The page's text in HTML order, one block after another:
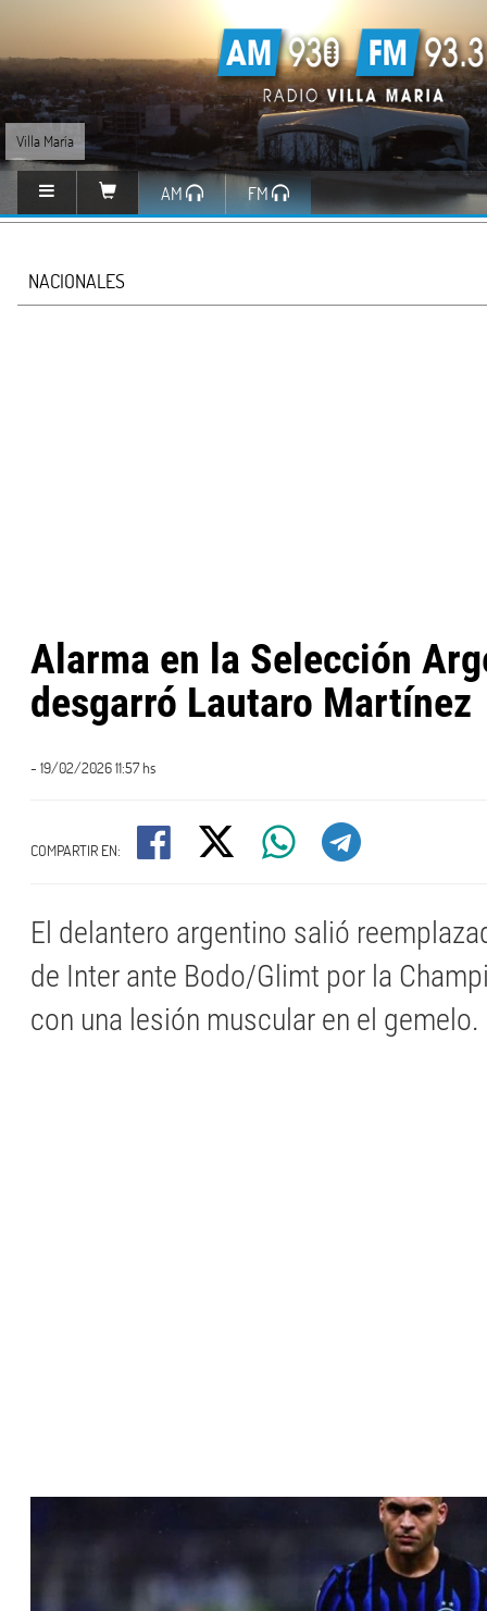
Villa María
AM FM
NACIONALES
Alarma en la Selección
desgarró Lautaro Martínez
- 19/02/2026 11:57 hs
COMPARTIR EN:
El delantero argentino salió
de Inter ante Bodo/Glimt por la
con una lesión muscular en el gemelo.